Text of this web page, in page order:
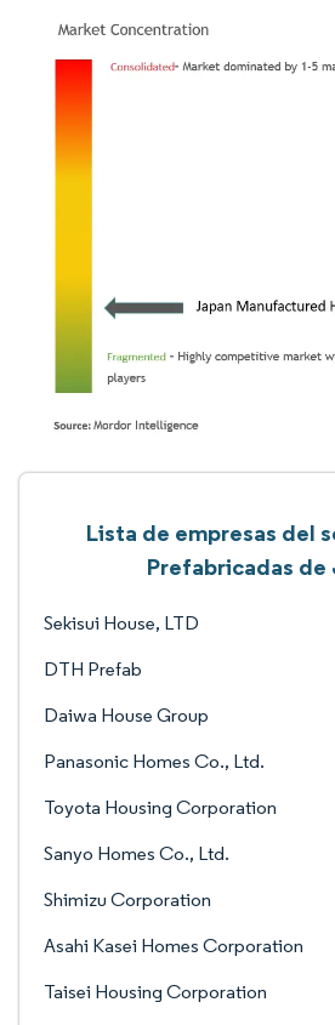
Lista de empresas del
Prefabricadas de
Sekisui House, LTD
DTH Prefab
Daiwa House Group
Panasonic Homes Co., Ltd.
Toyota Housing Corporation
Sanyo Homes Co., Ltd.
Shimizu Corporation
Asahi Kasei Homes Corporation
Taisei Housing Corporation